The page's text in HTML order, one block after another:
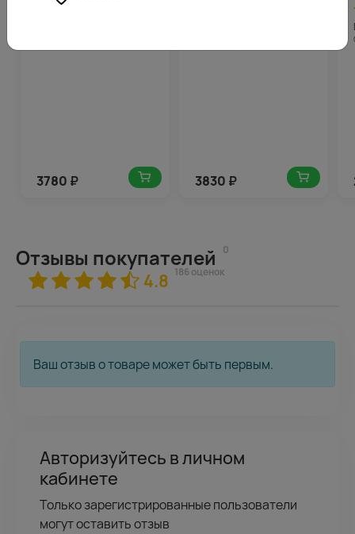
4.9
упаковке
3780 ₽
(Эквадор) под ленту
3830 ₽
Отзывы покупателей 0
4.8 186 оценок
Ваш отзыв о товаре может быть первым.
Авторизуйтесь в личном
кабинете
Только зарегистрированные пользователи
могут оставить отзыв